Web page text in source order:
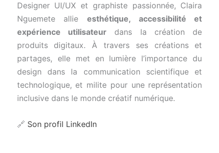
Designer UI/UX et graphiste passionnée, Claira
Nguemete allie esthétique, accessibilité et
expérience utilisateurdans la création de
produits digitaux. À travers ses créations et
partages, elle met en lumière l’importance du
design dans la communication scientifique et
technologique, et milite pour une représentation
inclusive dans le monde créatif numérique.
🔗 Son profil LinkedIn